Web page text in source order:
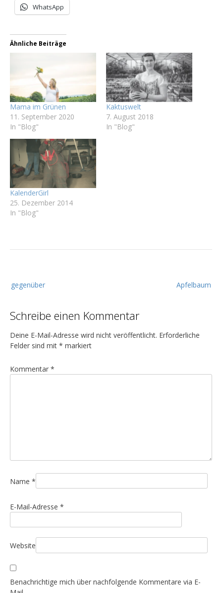
WhatsApp
Ähnliche Beiträge
Mama im Grünen
11. September 2020
In "Blog"
Kaktuswelt
7. August 2018
In "Blog"
KalenderGirl
25. Dezember 2014
In "Blog"
e
t
r
a
s
a
i
o
n
Apfelbaum
gegenüber
Schreibe einen Kommentar
Deine E-Mail-Adresse wird nicht veröffentlicht. Erforderliche
Felder sind mit * markiert
Kommentar *
Name *
E-Mail-Adresse *
Website
Benachrichtige mich über nachfolgende Kommentare via E-